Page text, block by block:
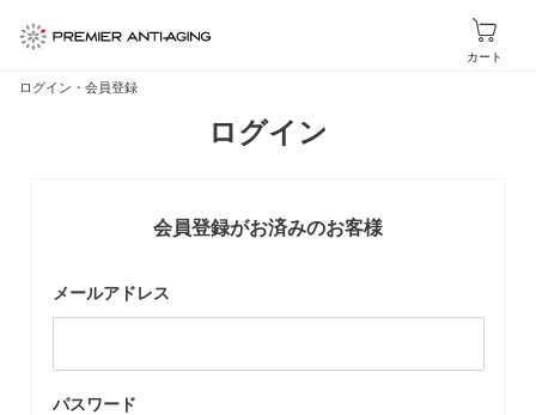
カート
ログイン・会員登録
ログイン
会員登録がお済みのお客様
メールアドレス
パスワード